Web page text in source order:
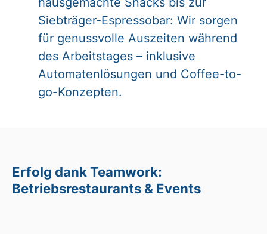
Siebträger-Espressobar: Wir sorgen
für genussvolle Auszeiten während
des Arbeitstages – inklusive
Automatenlösungen und Coffee-to-
go-Konzepten.
Erfolg dank Teamwork:
Betriebsrestaurants & Events